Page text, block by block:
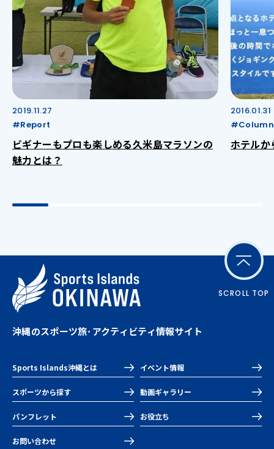
2019.11.27
#Report
ビギナーもプロも楽しめる久米島マラソンの
魅力とは？
2016.01.31
#Column
ホテルか
SCROLL TOP
沖縄のスポーツ旅･アクティビティ情報サイト
Sports Islands沖縄とは イベント情報
スポーツから探す 動画ギャラリー
パンフレット お役立ち
お問い合わせ